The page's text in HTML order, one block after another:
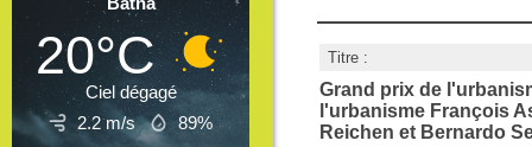
Titre :
Grand prix de
l'urbanisme François
Reichen et Bernardo
20°C
Ciel dégagé
2.2 m/s
89%